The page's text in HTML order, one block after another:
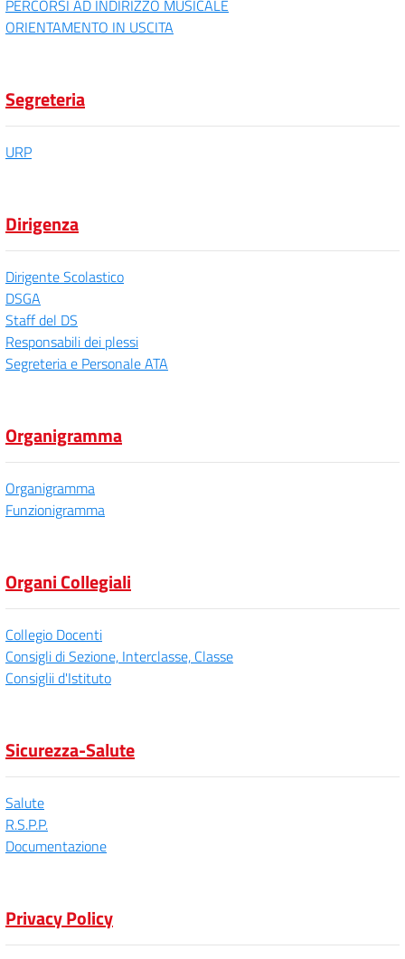
PERCORSI AD INDIRIZZO MUSICALE
ORIENTAMENTO IN USCITA
Segreteria
URP
Dirigenza
Dirigente Scolastico
DSGA
Staff del DS
Responsabili dei plessi
Segreteria e Personale ATA
Organigramma
Organigramma
Funzionigramma
Organi Collegiali
Collegio Docenti
Consigli di Sezione, Interclasse, Classe
Consiglii d'Istituto
Sicurezza-Salute
Salute
R.S.P.P.
Documentazione
Privacy Policy